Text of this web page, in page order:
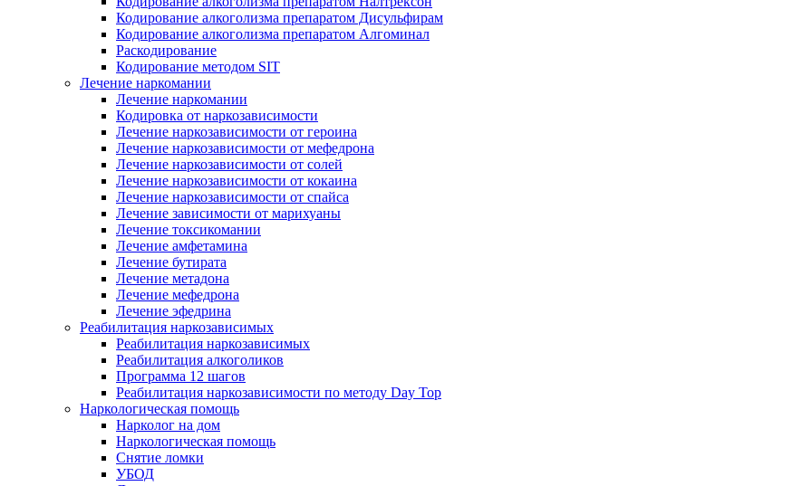
Кодирование алкоголизма препаратом Дисульфирам
Кодирование алкоголизма препаратом Алгоминал
Раскодирование
Кодирование методом SIT
Лечение наркомании
Лечение наркомании
Кодировка от наркозависимости
Лечение наркозависимости от героина
Лечение наркозависимости от мефедрона
Лечение наркозависимости от солей
Лечение наркозависимости от кокаина
Лечение наркозависимости от спайса
Лечение зависимости от марихуаны
Лечение токсикомании
Лечение амфетамина
Лечение бутирата
Лечение метадона
Лечение мефедрона
Лечение эфедрина
Реабилитация наркозависимых
Реабилитация наркозависимых
Реабилитация алкоголиков
Программа 12 шагов
Реабилитация наркозависимости по методу Day Top
Наркологическая помощь
Нарколог на дом
Наркологическая помощь
Снятие ломки
УБОД